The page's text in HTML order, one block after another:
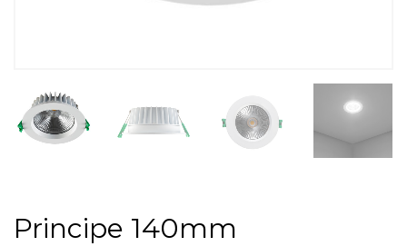
Principe 140mm